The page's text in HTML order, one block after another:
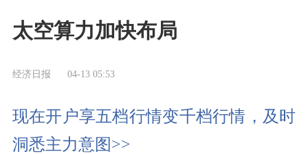
太空算力加快布局
经济日报 04-13 05:53
现在开户享五档行情变千档行情，及时
洞悉主力意图>>